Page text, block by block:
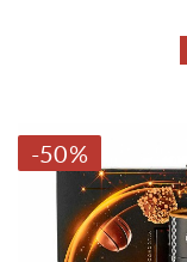
-50%